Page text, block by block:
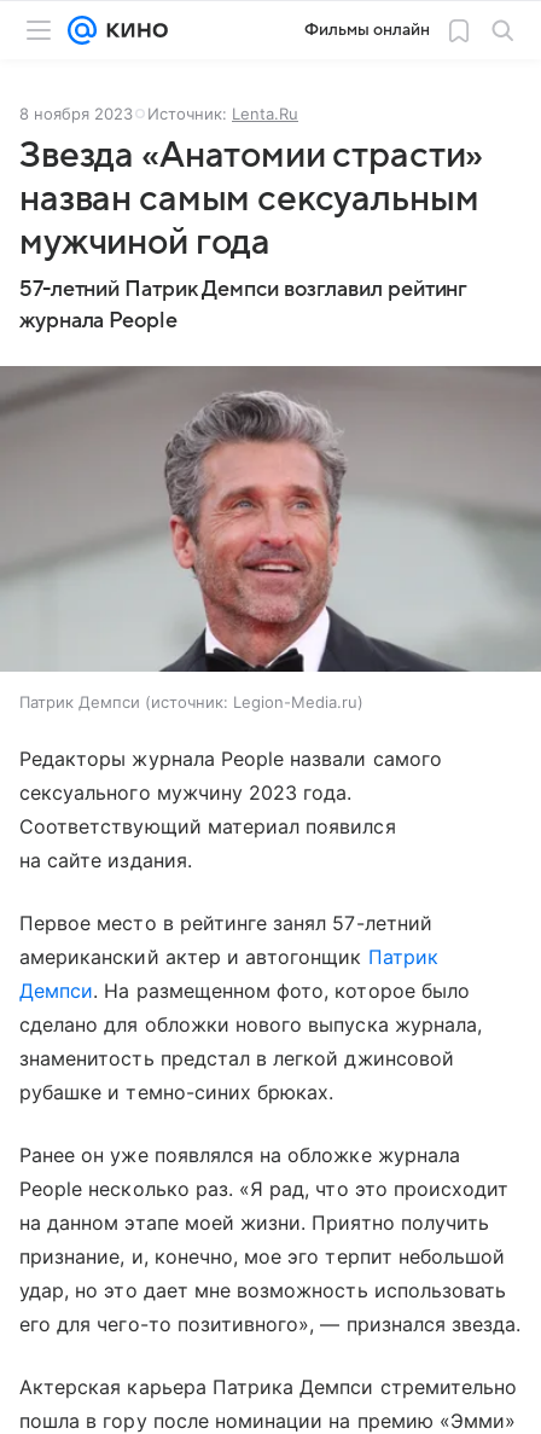
Фильмы онлайн
8 ноября 2023 Источник: Lenta.Ru
Звезда «Анатомии страсти»
назван самым сексуальным
мужчиной года
57-летний Патрик Демпси возглавил рейтинг
журнала People
Патрик Демпси источник: Legion-Media.ru
Редакторы журнала People назвали самого
сексуального мужчину 2023 года.
Соответствующий материал появился
на сайте издания.
Первое место в рейтинге занял 57-летний
американский актер и автогонщик Патрик
Демпси. На размещенном фото, которое было
сделано для обложки нового выпуска журнала,
знаменитость предстал в легкой джинсовой
рубашке и темно-синих брюках.
Ранее он уже появлялся на обложке журнала
People несколько раз. «Я рад, что это происходит
на данном этапе моей жизни. Приятно получить
признание, и, конечно, мое эго терпит небольшой
удар, но это дает мне возможность использовать
его для чего-то позитивного», — признался звезда.
Актерская карьера Патрика Демпси стремительно
пошла в гору после номинации на премию «Эмми»